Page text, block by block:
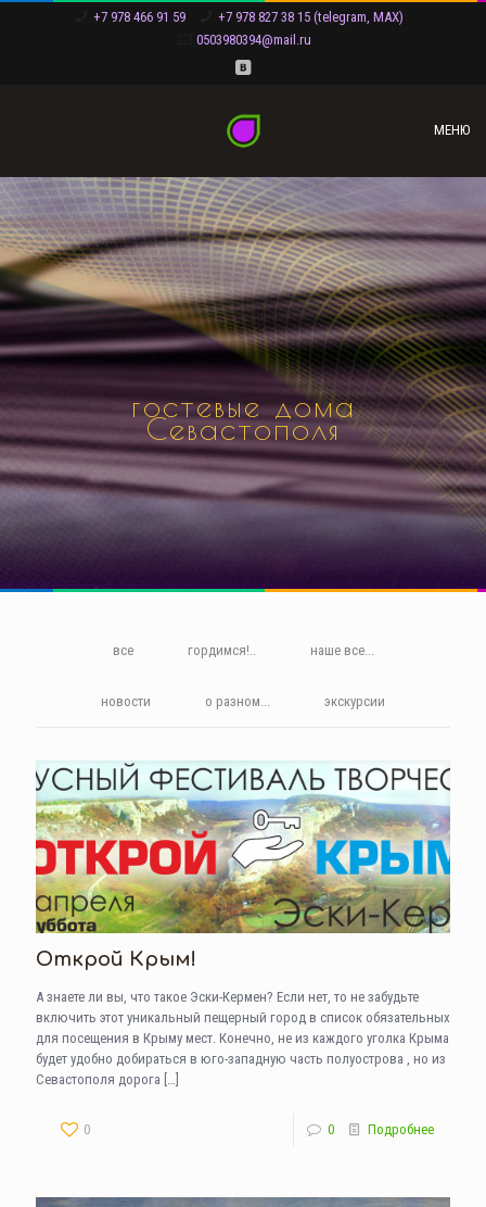
+7 978 466 91 59
+7 978 827 38 15 (telegram, MAX)
0503980394@mail.ru
МЕНЮ
гостевые дома
Севастополя
все гордимся!.. наше все...
новости о разном... экскурсии
Открой Крым!
А знаете ли вы, что такое Эски-Кермен? Если нет, то не забудьте
включить этот уникальный пещерный город в список обязательных
для посещения в Крыму мест. Конечно, не из каждого уголка Крыма
будет удобно добираться в юго-западную часть полуострова , но из
Севастополя дорога […]
0 0 Подробнее